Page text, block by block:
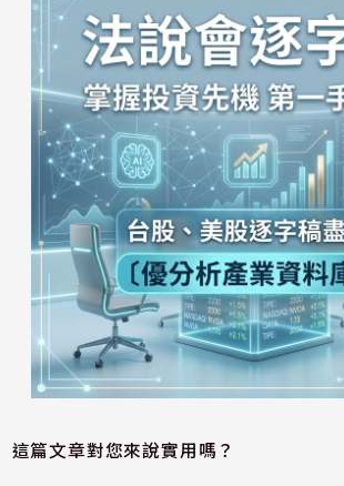
這篇文章對您來說實用嗎？